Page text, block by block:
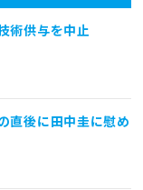
術供与を中止
直後に田中圭に慰め